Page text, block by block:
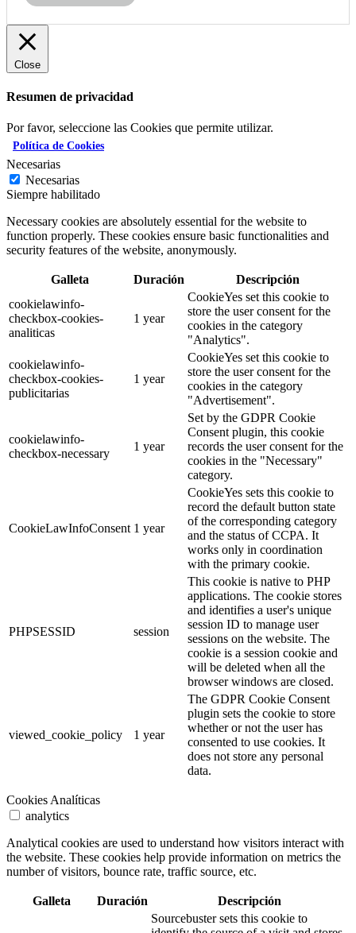
Close
Resumen de privacidad
Por favor, seleccione las Cookies que permite utilizar.
Política de Cookies
Necesarias
Necesarias
Siempre habilitado
Necessary cookies are absolutely essential for the website to
function properly. These cookies ensure basic functionalities and
security features of the website, anonymously.
Galleta Duración
Descripción
cookielawinfo-
checkbox-cookies-
analiticas
1 year
CookieYes set this cookie to
store the user consent for the
cookies in the category
"Analytics".
cookielawinfo-
checkbox-cookies-
publicitarias
1 year
CookieYes set this cookie to
store the user consent for the
cookies in the category
"Advertisement".
cookielawinfo-
checkbox-necessary
1 year
Set by the GDPR Cookie
Consent plugin, this cookie
records the user consent for the
cookies in the "Necessary"
category.
CookieLawInfoConsent 1 year
CookieYes sets this cookie to
record the default button state
of the corresponding category
and the status of CCPA. It
works only in coordination
with the primary cookie.
PHPSESSID session
This cookie is native to PHP
applications. The cookie stores
and identifies a user's unique
session ID to manage user
sessions on the website. The
cookie is a session cookie and
will be deleted when all the
browser windows are closed.
viewed_cookie_policy 1 year
The GDPR Cookie Consent
plugin sets the cookie to store
whether or not the user has
consented to use cookies. It
does not store any personal
data.
Cookies Analíticas
analytics
Analytical cookies are used to understand how visitors interact with
the website. These cookies help provide information on metrics the
number of visitors, bounce rate, traffic source, etc.
Galleta Duración
Descripción
Sourcebuster sets this cookie to